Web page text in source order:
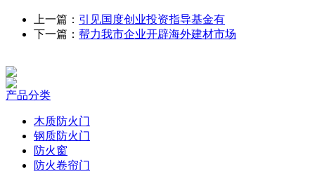
上一篇： 引见国度创业投资指导基金有
下一篇： 帮力我市企业开辟海外建材市场
产品分类
木质防火门
钢质防火门
防火窗
防火卷帘门